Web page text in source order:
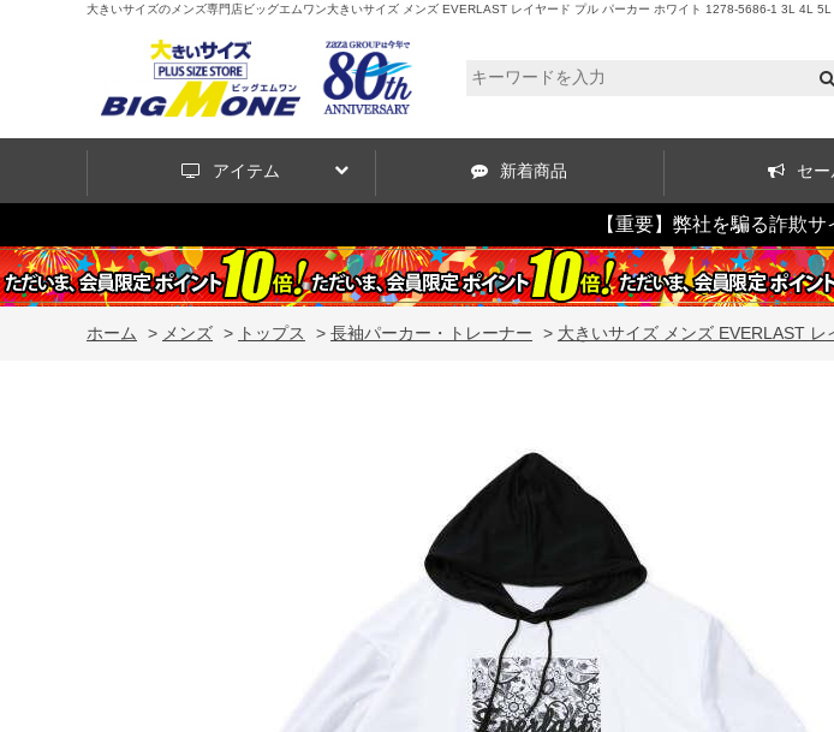
大きいサイズのメンズ専門店ビッグエムワン大きいサイズ メンズ EVERLAST レイヤード プル パーカー ホワイト 1278-5686-1 3L 4L 5L
アイテム 新着商品 セー
【重要】弊社を騙る詐欺
ホーム > メンズ > トップス > 長袖パーカー・トレーナー > 大きいサイズ メンズ EVERLAST